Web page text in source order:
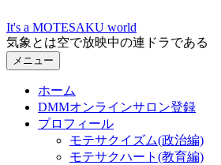
ン
テ
ン
It's a MOTESAKU world
気象とは空で放映中の連ドラである
メニュー
ホーム
DMMオンラインサロン登録
プロフィール
モテサクイズム(政治編)
モテサクハート(教育編)